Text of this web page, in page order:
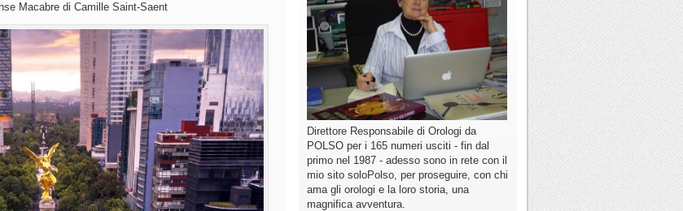
Macabre di Camille Saint-Saent
Direttore Responsabile di Orologi da
POLSO per i 165 numeri usciti - fin dal
primo nel 1987 - adesso sono in rete con il
mio sito soloPolso, per proseguire, con chi
ama gli orologi e la loro storia, una
magnifica avventura.